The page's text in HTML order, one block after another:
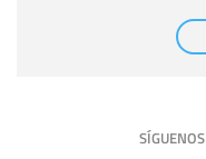
con
nuestra entidad que
tener conocimiento de
comunicarán datos a
adicional y detallada
política de privacidad
SÍGUENOS